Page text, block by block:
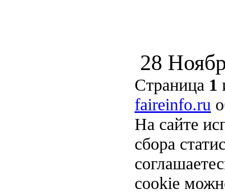
28
Страница 1
faireinfo.ru
На сайте
сбора
cookie